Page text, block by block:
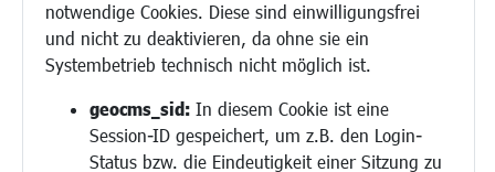
notwendige Cookies. Diese sind einwilligungsfrei
und nicht zu deaktivieren, da ohne sie ein
Systembetrieb technisch nicht möglich ist.
geocms_sid: In diesem Cookie ist eine
Session-ID gespeichert, um z.B. den Login-
Status bzw. die Eindeutigkeit einer Sitzung zu
Hilfe für Geflüchtete
Religion
Bauen/Umwelt/Mobilität
Bebauungsplanung